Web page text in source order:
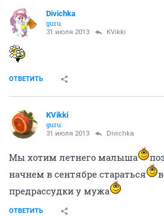
Divichka
guru
31 июля 2013 KVikki
ОТВЕТИТЬ
KVikki
guru
31 июля 2013 Divichka
Мы хотим летнего малыша
начнем в сентябре стараться
предрассудки у мужа
ОТВЕТИТЬ